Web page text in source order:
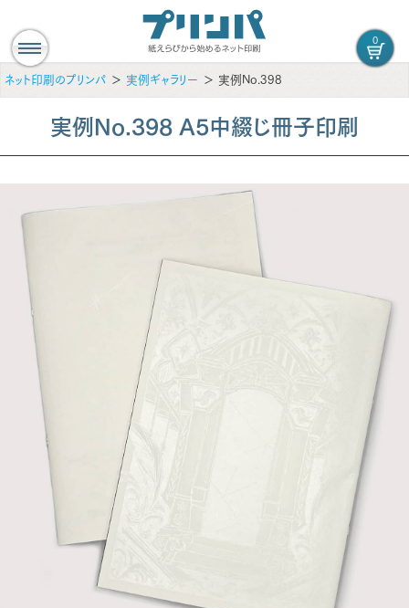
0
ネット印刷のプリンパ 実例ギャラリー 実例No.398
実例No.398 A5中綴じ冊子印刷